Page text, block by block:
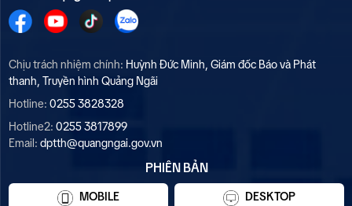
Chịu trách nhiệm chính: Huỳnh Đức Minh, Giám đốc Báo và Phát
thanh, Truyền hình Quảng Ngãi
Hotline: 0255 3828328
Hotline2: 0255 3817899
Email: dptth@quangngai.gov.vn
PHIÊN BẢN
MOBILE DESKTOP